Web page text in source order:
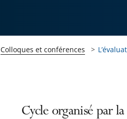
Colloques et conférences
Cycle organisé par